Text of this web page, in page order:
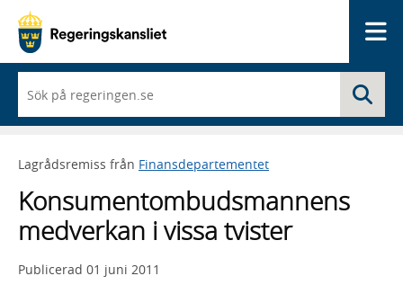
du
börjar
skriva
framträder
lista
med
sökförslag
Lagrådsremiss från Finansdepartementet
Konsumentombudsmannens
medverkan i vissa tvister
Publicerad 01 juni 2011